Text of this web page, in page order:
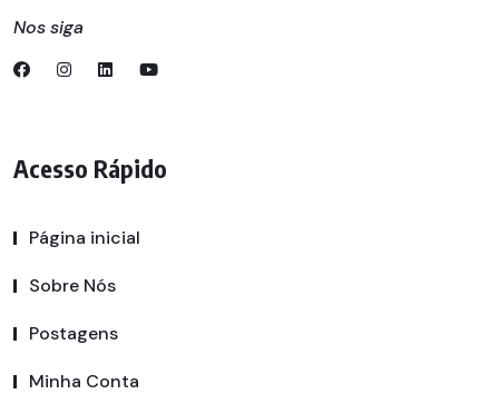
Nos siga
Acesso Rápido
Página inicial
Sobre Nós
Postagens
Minha Conta